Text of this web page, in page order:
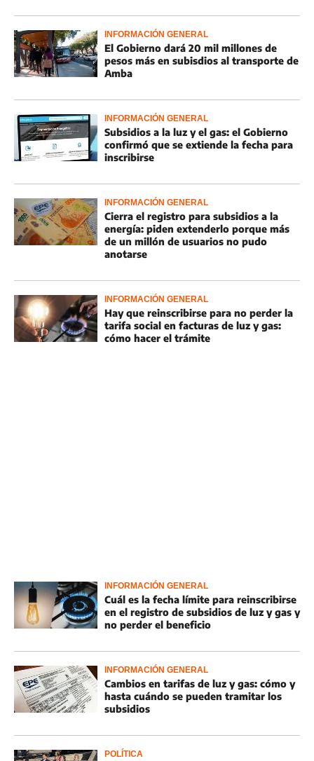
INFORMACIÓN GENERAL
El Gobierno dará 20 mil millones de
pesos más en subisdios al transporte de
Amba
INFORMACIÓN GENERAL
Subsidios a la luz y el gas: el Gobierno
confirmó que se extiende la fecha para
inscribirse
INFORMACIÓN GENERAL
Cierra el registro para subsidios a la
energía: piden extenderlo porque más
de un millón de usuarios no pudo
anotarse
INFORMACIÓN GENERAL
Hay que reinscribirse para no perder la
tarifa social en facturas de luz y gas:
cómo hacer el trámite
INFORMACIÓN GENERAL
Cuál es la fecha límite para reinscribirse
en el registro de subsidios de luz y gas y
no perder el beneficio
INFORMACIÓN GENERAL
Cambios en tarifas de luz y gas: cómo y
hasta cuándo se pueden tramitar los
subsidios
POLÍTICA